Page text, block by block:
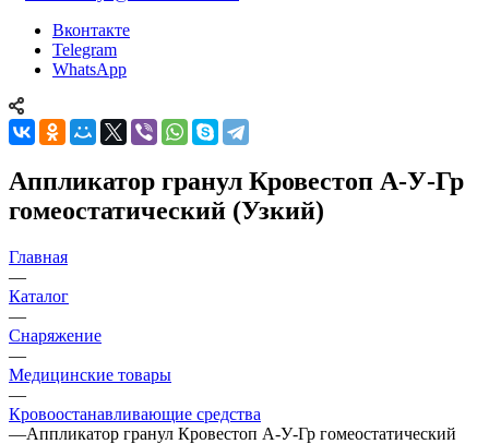
Вконтакте
Telegram
WhatsApp
Аппликатор гранул Кровестоп А-У-Гр
гомеостатический (Узкий)
Главная
—
Каталог
—
Снаряжение
—
Медицинские товары
—
Кровоостанавливающие средства
—Аппликатор гранул Кровестоп А-У-Гр гомеостатический